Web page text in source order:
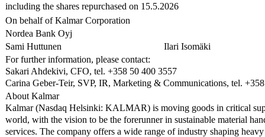
including the shares repurchased on 15.5.2026
On behalf of Kalmar Corporation
Nordea Bank Oyj
Sami Huttunen
Ilari Isomäki
For further information, please contact:
Sakari Ahdekivi, CFO, tel. +358 50 400 3557
Carina Geber-Teir, SVP, IR, Marketing & Communications, tel.
About Kalmar
Kalmar (Nasdaq Helsinki: KALMAR) is moving goods in critical
world, with the vision to be the forerunner in sustainable material
services. The company offers a wide range of industry shaping